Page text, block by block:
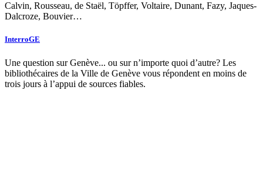
Calvin, Rousseau, de Staël, Töpffer, Voltaire, Dunant, Fazy, Jaques-
Dalcroze, Bouvier…
InterroGE
Une question sur Genève... ou sur n’importe quoi d’autre? Les
bibliothécaires de la Ville de Genève vous répondent en moins de
trois jours à l’appui de sources fiables.